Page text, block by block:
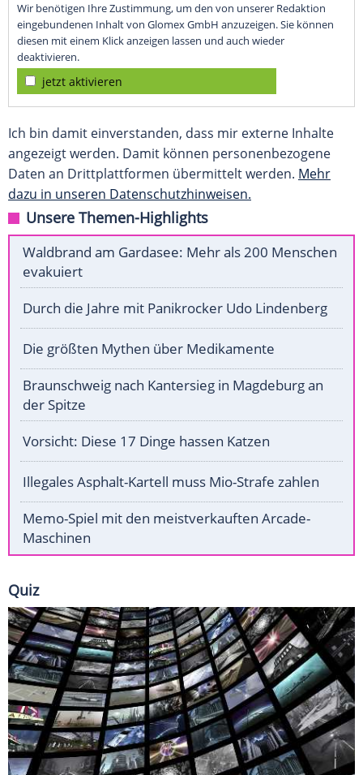
Wir benötigen Ihre Zustimmung, um den von unserer Redaktion
eingebundenen Inhalt von Glomex GmbH anzuzeigen. Sie können
diesen mit einem Klick anzeigen lassen und auch wieder
deaktivieren.
jetzt aktivieren
Ich bin damit einverstanden, dass mir externe Inhalte
angezeigt werden. Damit können personenbezogene
Daten an Drittplattformen übermittelt werden. Mehr
dazu in unseren Datenschutzhinweisen.
Unsere Themen-Highlights
Waldbrand am Gardasee: Mehr als 200 Menschen
evakuiert
Durch die Jahre mit Panikrocker Udo Lindenberg
Die größten Mythen über Medikamente
Braunschweig nach Kantersieg in Magdeburg an
der Spitze
Vorsicht: Diese 17 Dinge hassen Katzen
Illegales Asphalt-Kartell muss Mio-Strafe zahlen
Memo-Spiel mit den meistverkauften Arcade-
Maschinen
Quiz